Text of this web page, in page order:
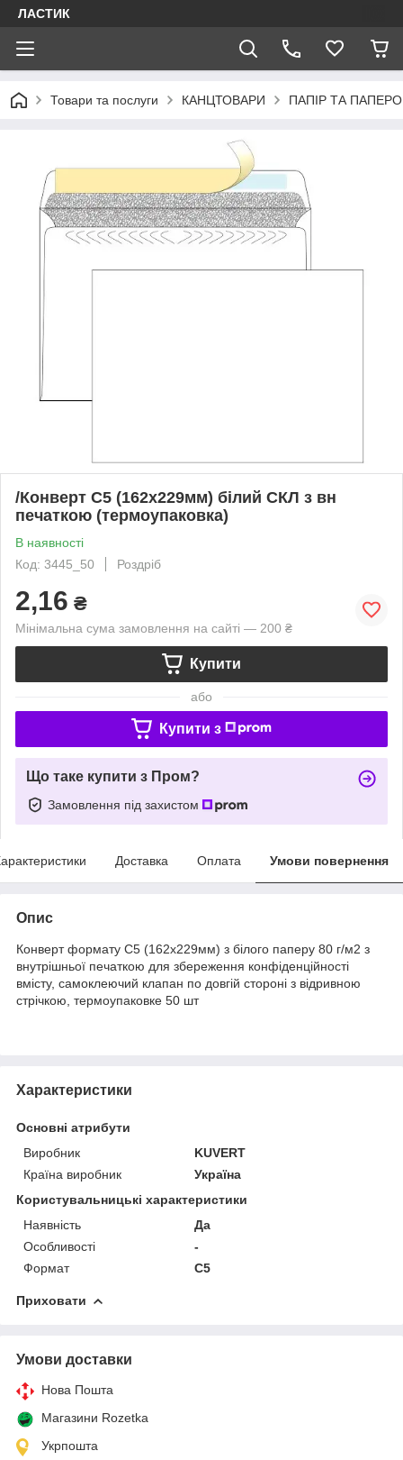
ЛАСТИК
Товари та послуги КАНЦТОВАРИ ПАПІР ТА
/Конверт С5 (162х229мм) білий СКЛ з вн
печаткою (термоупаковка)
В наявності
Код: 3445_50
Роздріб
2,16 ₴
Мінімальна сума замовлення на сайті — 200 ₴
Купити
або
Купити з
Що таке купити з Пром?
Замовлення під захистом
Доставка Оплата Умови повернення
Опис
Конверт формату С5 (162х229мм) з білого паперу 80 г/м2 з
внутрішньої печаткою для збереження конфіденційності
вмісту, самоклеючий клапан по довгій стороні з відривною
стрічкою, термоупаковке 50 шт
Характеристики
Основні атрибути
Виробник
KUVERT
Країна виробник
Україна
Користувальницькі характеристики
Наявність
Да
Особливості
-
Формат
C5
Приховати
Умови доставки
Нова Пошта
Магазини Rozetka
Укрпошта